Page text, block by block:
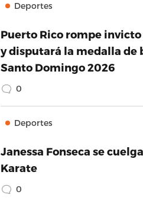
Deportes
Puerto Rico rompe invicto
y disputará la medalla de
Santo Domingo 2026
0
Deportes
Janessa Fonseca se
Karate
0